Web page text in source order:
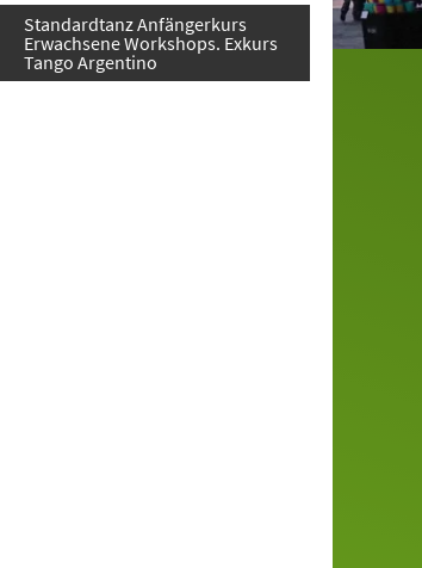
Standardtanz Anfängerkurs
Erwachsene Workshops. Exkurs
Tango Argentino